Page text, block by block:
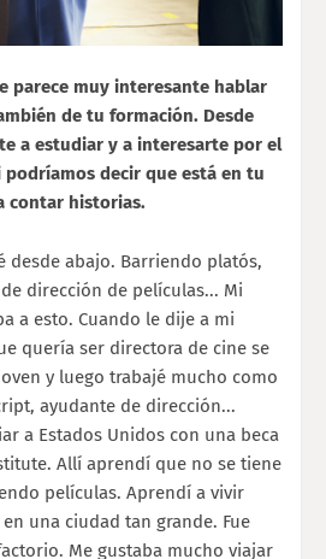
parece muy interesante hablar
de tu formación. Desde
a estudiar y a interesarte por el
podríamos decir que está en tu
contar historias.
desde abajo. Barriendo platós,
dirección de películas... Mi
a esto. Cuando le dije a mi
quería ser directora de cine se
y luego trabajé mucho como
ayudante de dirección...
a Estados Unidos con una beca
Allí aprendí que no se tiene
películas. Aprendí a vivir
una ciudad tan grande. Fue
Me gustaba mucho viajar